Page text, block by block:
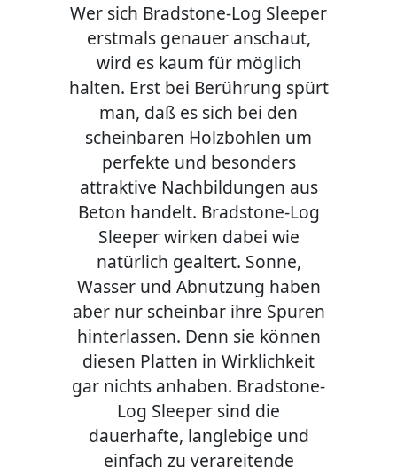
Wer sich Bradstone-Log Sleeper
erstmals genauer anschaut,
wird es kaum für möglich
halten. Erst bei Berührung spürt
man, daß es sich bei den
scheinbaren Holzbohlen um
perfekte und besonders
attraktive Nachbildungen aus
Beton handelt. Bradstone-Log
Sleeper wirken dabei wie
natürlich gealtert. Sonne,
Wasser und Abnutzung haben
aber nur scheinbar ihre Spuren
hinterlassen. Denn sie können
diesen Platten in Wirklichkeit
gar nichts anhaben. Bradstone-
Log Sleeper sind die
dauerhafte, langlebige und
einfach zu verareitende